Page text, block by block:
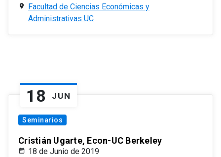
Facultad de Ciencias Económicas y
Administrativas UC
18 JUN
Seminarios
Cristián Ugarte, Econ-UC Berkeley
18 de Junio de 2019